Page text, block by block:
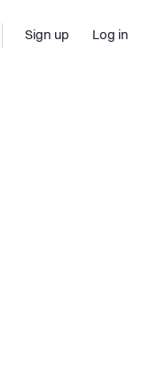
Sign up Log in